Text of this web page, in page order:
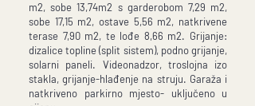
m2, sobe 13,74m2 s garderobom 7,29 m2,
sobe 17,15 m2, ostave 5,56 m2, natkrivene
terase 7,90 m2, te lođe 8,66 m2. Grijanje:
dizalice topline (split sistem), podno grijanje,
solarni paneli. Videonadzor, troslojna izo
stakla, grijanje-hlađenje na struju. Garaža i
natkriveno parkirno mjesto- uključeno u